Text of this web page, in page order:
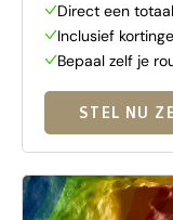
Direct een
Inclusief
Bepaal zelf je
STEL NU